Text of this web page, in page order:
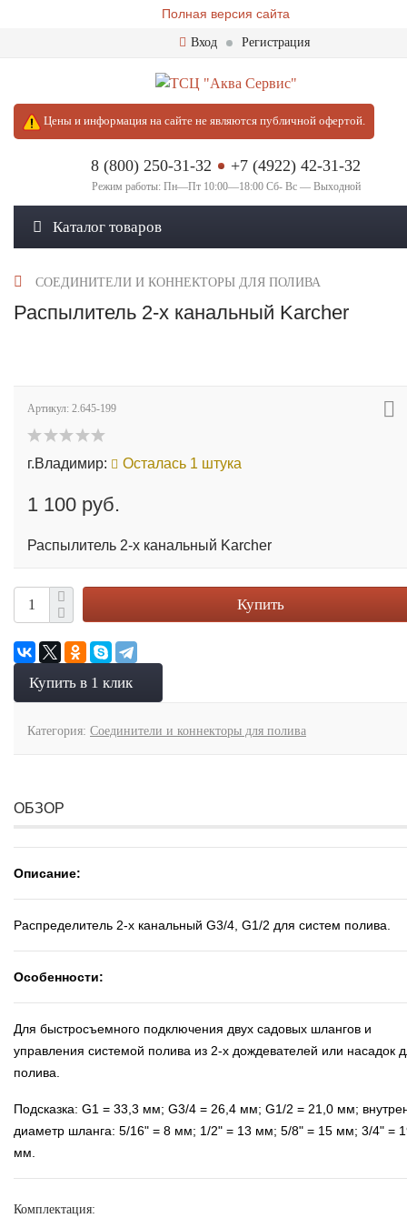
Полная версия сайта
Вход Регистрация
Цены и информация на сайте не являются публичной офертой.
8 (800) 250-31-32 +7 (4922) 42-31-32
Режим работы: Пн—Пт 10:00—18:00 Сб- Вс — Выходной
Каталог товаров
СОЕДИНИТЕЛИ И КОННЕКТОРЫ ДЛЯ ПОЛИВА
Распылитель 2-х канальный Karcher
Артикул: 2.645-199
г.Владимир: Осталась 1 штука
1 100 руб.
Распылитель 2-х канальный Karcher
Купить
Купить в 1 клик
Категория: Соединители и коннекторы для полива
ОБЗОР
Описание:
Распределитель 2-х канальный G3/4, G1/2 для систем полива.
Особенности:
Для быстросъемного подключения двух садовых шлангов и
управления системой полива из 2-х дождевателей или насадок
полива.
Подсказка: G1 = 33,3 мм; G3/4 = 26,4 мм; G1/2 = 21,0 мм;
диаметр шланга: 5/16" = 8 мм; 1/2" = 13 мм; 5/8" = 15 мм; 3/4" =
мм.
Комплектация: